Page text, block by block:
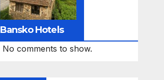
Bansko Hotels
No comments to show.